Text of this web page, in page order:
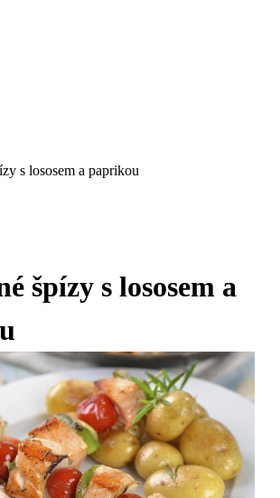
s lososem a paprikou
špízy s lososem a